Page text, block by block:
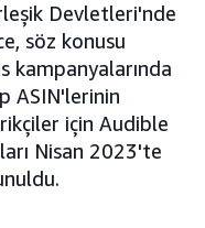
Devletleri'nde
söz konusu
kampanyalarında
ASIN'lerinin
için Audible
Nisan 2023'te